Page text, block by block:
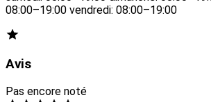
08:00–19:00 vendredi: 08:00–19:00
Avis
Pas encore noté